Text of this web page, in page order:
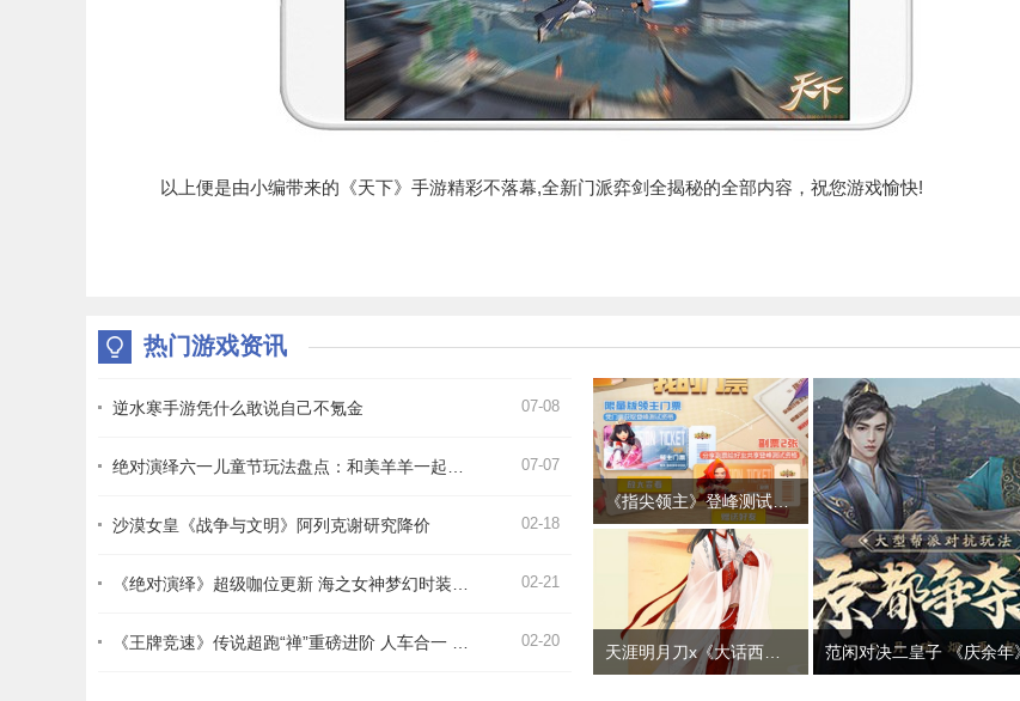
以上便是由小编带来的《天下》手游精彩不落幕,全新门派弈剑全揭秘的全部内容，祝您游戏愉快!
热门游戏资讯
逆水寒手游凭什么敢说自己不氪金 07-08
绝对演绎六一儿童节玩法盘点：和美羊羊一起回忆童年 07-07
沙漠女皇《战争与文明》阿列克谢研究降价 02-18
《绝对演绎》超级咖位更新 海之女神梦幻时装免费拿！ 02-21
《王牌竞速》传说超跑“禅”重磅进阶 人车合一 竞速飞升！ 02-20
《指尖领主》登峰测试定档530！限量资格今日开抢